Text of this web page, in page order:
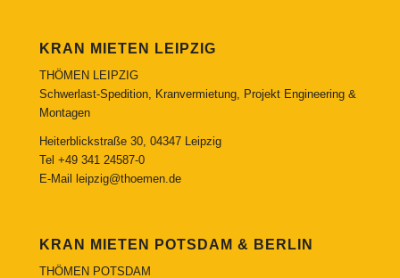
KRAN MIETEN LEIPZIG
THÖMEN LEIPZIG
Schwerlast-Spedition, Kranvermietung, Projekt Engineering &
Montagen
Heiterblickstraße 30, 04347 Leipzig
Tel +49 341 24587-0
E-Mail
leipzig@thoemen.de
KRAN MIETEN POTSDAM & BERLIN
THÖMEN POTSDAM